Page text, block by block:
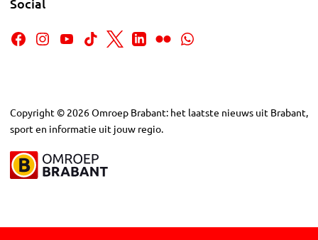
Copyright © 2026Omroep Brabant: het laatste nieuws uit Brabant,
sport en informatie uit jouw regio.